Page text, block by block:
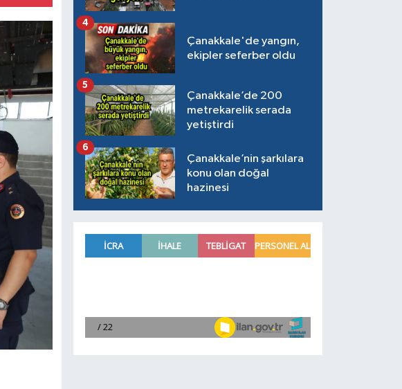
Çanakkale'de yangın,
ekipler seferber oldu
4
Çanakkale’de 200
metrekarelik serada
yetiştirdi
5
Çanakkale’nin şarkılara
konu olan doğal
hazinesi
6